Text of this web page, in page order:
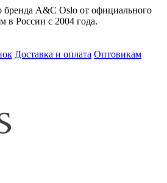
бренда A&C Oslo от официального
в России с 2004 года.
Доставка и оплата Оптовикам